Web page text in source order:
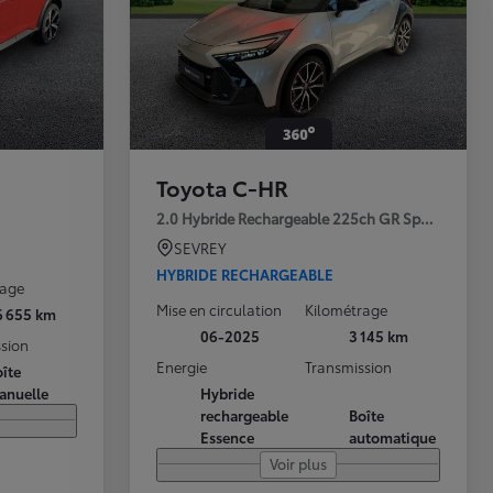
655 km
Toyota C-HR
2.0 Hybride Rechargeable 225ch GR Sport
SEVREY
HYBRIDE RECHARGEABLE
Mise en circulation
06-2025
Kilométrage
3 145 km
Energie
Hybride
rechargeable
Essence
Transmission
Boîte
automatique
Voir plus